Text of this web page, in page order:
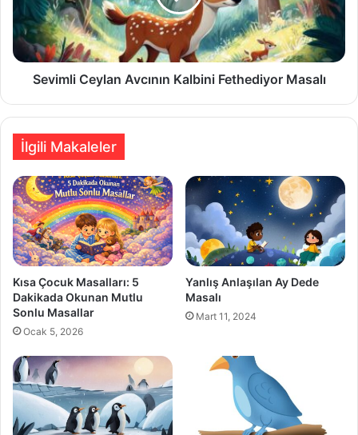
Masalı
Sevimli Ceylan Avcının Kalbini Fethediyor Masalı
İlgili Makaleler
Kısa Çocuk Masalları: 5
Dakikada Okunan Mutlu
Sonlu Masallar
Ocak 5, 2026
Yanlış Anlaşılan Ay Dede
Masalı
Mart 11, 2024